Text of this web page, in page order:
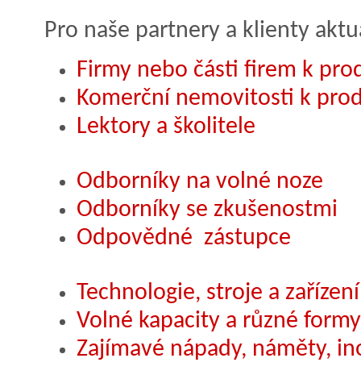
Pro naše partnery a klienty
Firmy nebo části firem k
Komerční nemovitosti k
Lektory a školitele
Odborníky na volné noze
Odborníky se zkušenostmi
Odpovědné zástupce
Technologie, stroje a
Volné kapacity a různé
Zajímavé nápady, náměty,